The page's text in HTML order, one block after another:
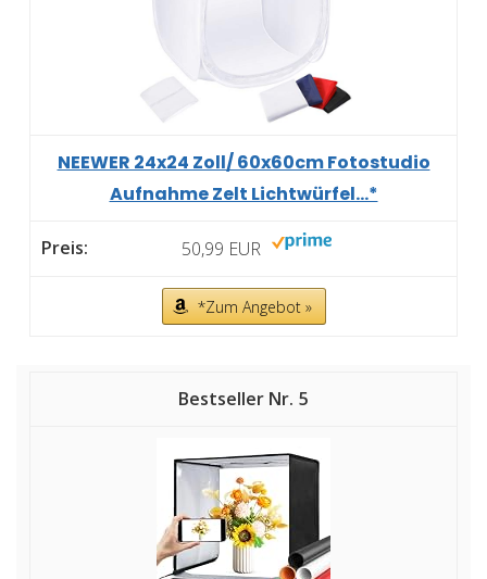
NEEWER 24x24 Zoll/ 60x60cm Fotostudio
Aufnahme Zelt Lichtwürfel...*
50,99 EUR
*Zum Angebot »
5